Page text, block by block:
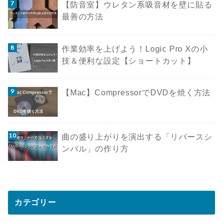
【防音室】ウレタン系吸音材を壁に貼る
最善の方法
作業効率を上げよう！Logic Pro Xの小
技＆便利な設定【ショートカット】
【Mac】CompressorでDVDを焼く方法
曲の盛り上がりを演出する「リバースシ
ンバル」の作り方
カテゴリー